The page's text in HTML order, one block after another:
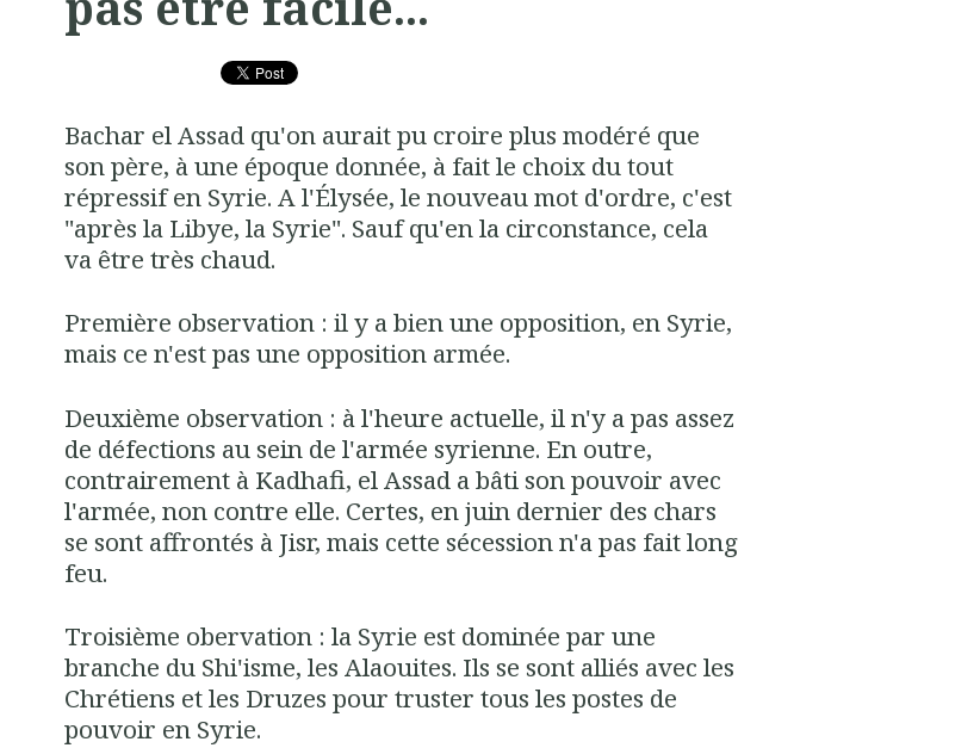
Bachar el Assad qu'on aurait pu croire plus modéré que
son père, à une époque donnée, à fait le choix du tout
répressif en Syrie. A l'Élysée, le nouveau mot d'ordre, c'est
"après la Libye, la Syrie". Sauf qu'en la circonstance, cela
va être très chaud.
Première observation : il y a bien une opposition, en Syrie,
mais ce n'est pas une opposition armée.
Deuxième observation : à l'heure actuelle, il n'y a pas assez
de défections au sein de l'armée syrienne. En outre,
contrairement à Kadhafi, el Assad a bâti son pouvoir avec
l'armée, non contre elle. Certes, en juin dernier des chars
se sont affrontés à Jisr, mais cette sécession n'a pas fait long
feu.
Troisième obervation : la Syrie est dominée par une
branche du Shi'isme, les Alaouites. Ils se sont alliés avec les
Chrétiens et les Druzes pour truster tous les postes de
pouvoir en Syrie.